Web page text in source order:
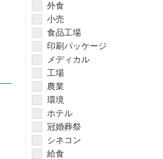
外食
小売
食品工場
印刷パッケージ
メディカル
工場
農業
環境
ホテル
冠婚葬祭
シネコン
給食